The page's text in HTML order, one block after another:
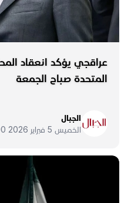
عراقجي يؤكد انعقاد
المتحدة صباح الجمعة
الجبال
الخميس 5 فبراير 2026 01:00 ص